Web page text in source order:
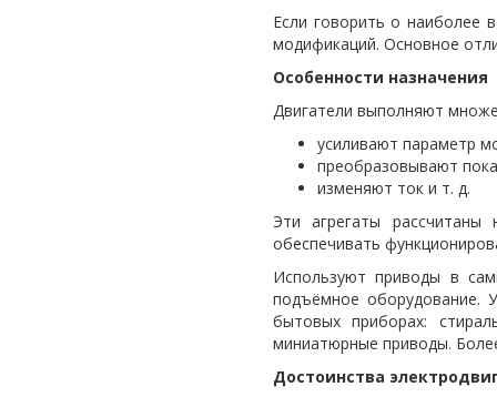
Если говорить о наиболее
модификаций. Основное
Особенности назначения
Двигатели выполняют
усиливают параметр
преобразовывают
изменяют ток и т. д.
Эти агрегаты
обеспечивать
Используют приводы в
подъёмное оборудование.
бытовых приборах:
миниатюрные приводы.
Достоинства